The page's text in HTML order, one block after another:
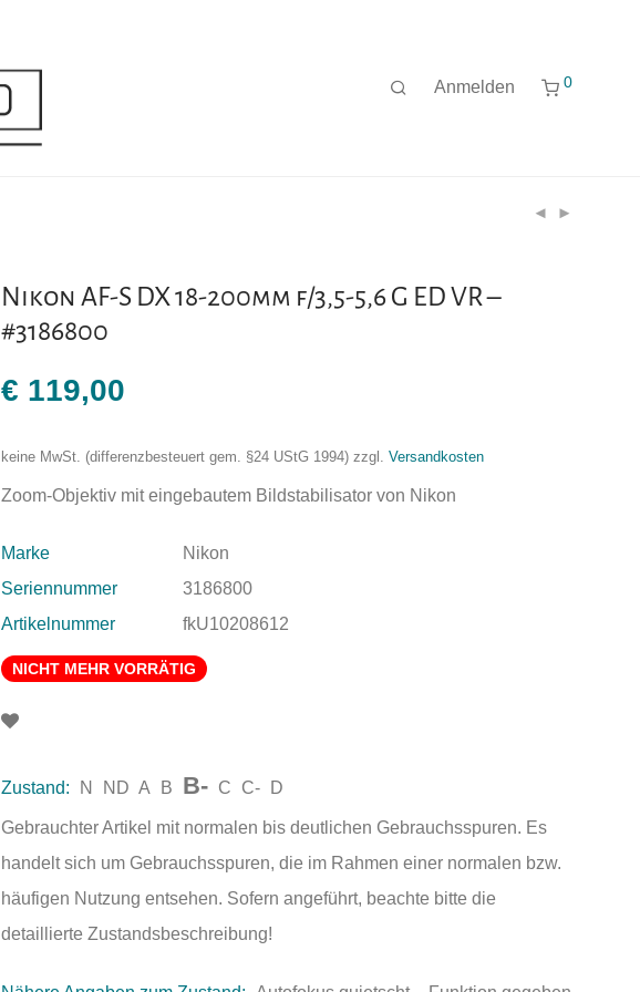
Anmelden 0
Nikon AF-S DX 18-200mm f/3,5-5,6 G ED VR –
#3186800
€ 119,00
keine MwSt. (differenzbesteuert gem. §24 UStG 1994) zzgl. Versandkosten
Zoom-Objektiv mit eingebautem Bildstabilisator von Nikon
Marke
Nikon
Seriennummer
3186800
Artikelnummer
fkU10208612
NICHT MEHR VORRÄTIG
Zustand: N ND A B B- C C- D
Gebrauchter Artikel mit normalen bis deutlichen Gebrauchsspuren. Es
handelt sich um Gebrauchsspuren, die im Rahmen einer normalen bzw.
häufigen Nutzung entsehen. Sofern angeführt, beachte bitte die
detaillierte Zustandsbeschreibung!